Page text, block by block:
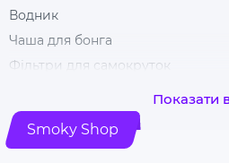
Водник
Чаша для бонга
Фільтри для самокруток
Гріндери
Ковпак для куріння
Показати
Smoky Shop